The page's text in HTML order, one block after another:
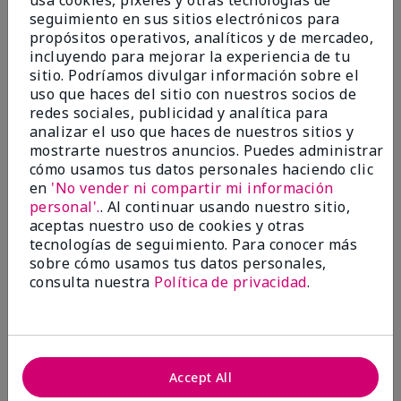
Excellent
EnviadoHace 4 meses
por Coverly
deColumbia Missouri
Evaluado en
marykay.com/en-us/
Comentarios sobre Mary Kay® CC Cream
Sunscreen Broad Spectrum SPF 15*
I have been wearing the cc cream for 8 years now. I
absolutely love it. Its not cakey it's not heavy and it
blends effortlessly. I get compliments all the time.
10/10 I definitely recommend.
Mostrar Traducción
seguimiento en sus sitios electrónicos para
propósitos operativos, analíticos y de mercadeo,
incluyendo para mejorar la experiencia de tu
sitio. Podríamos divulgar información sobre el
uso que haces del sitio con nuestros socios de
redes sociales, publicidad y analítica para
analizar el uso que haces de nuestros sitios y
mostrarte nuestros anuncios. Puedes administrar
cómo usamos tus datos personales haciendo clic
en 'No vender ni compartir mi información
personal'.. Al continuar usando nuestro sitio,
aceptas nuestro uso de cookies y otras
tecnologías de seguimiento. Para conocer más
sobre cómo usamos tus datos personales,
consulta nuestra Política de privacidad.
Accept All